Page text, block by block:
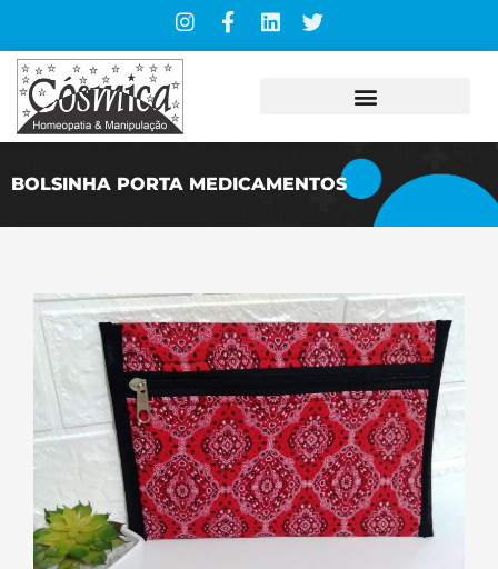
BOLSINHA PORTA MEDICAMENTOS